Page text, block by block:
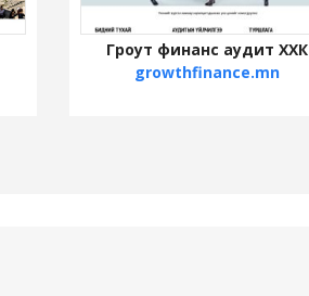
Гроут финанс аудит ХХК
growthfinance.mn